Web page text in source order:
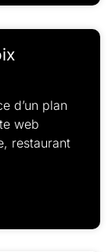
d’un plan
web
restaurant